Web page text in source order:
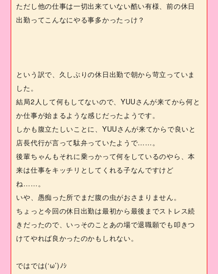
ただし他の仕事は一切出来ていない酷い有様、前の休日
出勤ってこんなにやる事多かったっけ？
という訳で、久しぶりの休日出勤で朝から苛立っていま
した。
結局2 人して何もしてないので、 YUUさんが来てから何と
か仕事が始まるような感じだったようです。
しかも腹立たしいことに、 YUUさんが来てからで良いと
店長代行が言って駄弁っていたようで……。
後輩ちゃんもそれに乗っかって何をしているのやら、本
来は仕事をキッチリとしてくれる子なんですけど
ね……。
いや、愚痴った所でまだ腹の虫がおさまりません。
ちょっと今回の休日出勤は最初から最後までストレス続
きだったので、いっそのことあの場で退職願でも叩きつ
けてやれば良かったのかもしれない。
ではでは(‘ω’)ﾉｼ